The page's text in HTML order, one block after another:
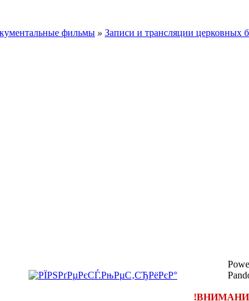
фильмы » Записи и трансляции церковных